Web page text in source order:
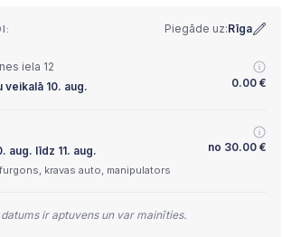
Piegāde uz:Rīga
iela 12
veikalā 10. aug.
0.00 €
aug. līdz 11. aug. no 30.00 €
kravas auto, manipulators
ir aptuvens un var mainīties.